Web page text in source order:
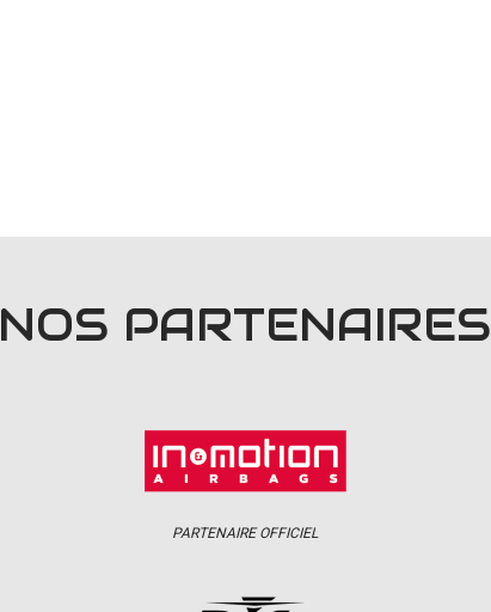
NOS PARTENAIRES
PARTENAIRE OFFICIEL